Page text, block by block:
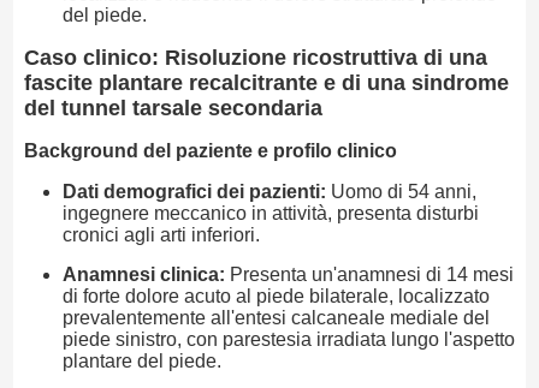
del piede.
Caso clinico: Risoluzione ricostruttiva di una
fascite plantare recalcitrante e di una sindrome
del tunnel tarsale secondaria
Background del paziente e profilo clinico
Dati demografici dei pazienti: Uomo di 54 anni,
ingegnere meccanico in attività, presenta disturbi
cronici agli arti inferiori.
Anamnesi clinica: Presenta un'anamnesi di 14 mesi
di forte dolore acuto al piede bilaterale, localizzato
prevalentemente all'entesi calcaneale mediale del
piede sinistro, con parestesia irradiata lungo l'aspetto
plantare del piede.